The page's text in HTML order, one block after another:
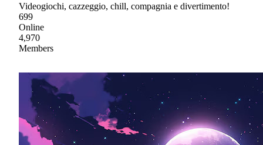
Videogiochi, cazzeggio, chill, compagnia e divertimento!
699
Online
4,970
Members